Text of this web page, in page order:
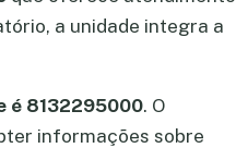
a unidade integra a
é 8132295000. O
informações sobre